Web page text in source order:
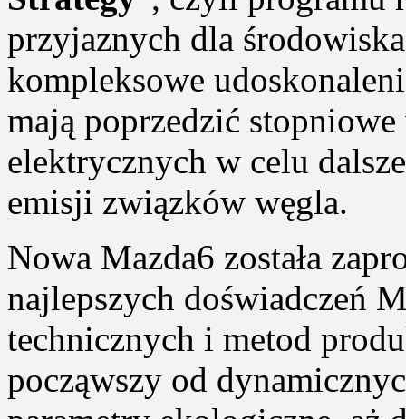
przyjaznych dla
kompleksowe
mają poprzedzić
elektrycznych w celu
emisji związków węgla.
Nowa Mazda6 została
najlepszych doświadczeń
technicznych i metod
począwszy od